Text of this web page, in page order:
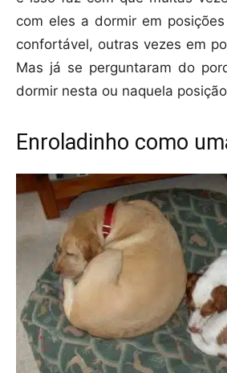
com eles a dormir em
confortável, outras vezes em
Mas já se perguntaram do
dormir nesta ou naquela
Enroladinho como